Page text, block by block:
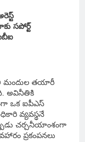
సపోర్ట్
మందుల తయారీ
అవినీతికి
ఒక ఐపీఎస్
వ్యవస్థనే
చర్చనీయాంశంగా
ప్రకంపనలు